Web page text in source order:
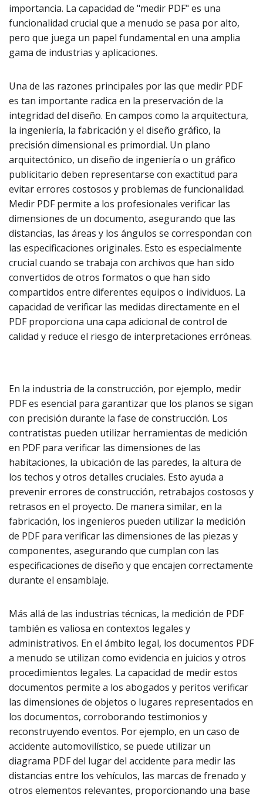
importancia. La capacidad de "medir PDF" es una
funcionalidad crucial que a menudo se pasa por alto,
pero que juega un papel fundamental en una amplia
gama de industrias y aplicaciones.
Una de las razones principales por las que medir PDF
es tan importante radica en la preservación de la
integridad del diseño. En campos como la arquitectura,
la ingeniería, la fabricación y el diseño gráfico, la
precisión dimensional es primordial. Un plano
arquitectónico, un diseño de ingeniería o un gráfico
publicitario deben representarse con exactitud para
evitar errores costosos y problemas de funcionalidad.
Medir PDF permite a los profesionales verificar las
dimensiones de un documento, asegurando que las
distancias, las áreas y los ángulos se correspondan con
las especificaciones originales. Esto es especialmente
crucial cuando se trabaja con archivos que han sido
convertidos de otros formatos o que han sido
compartidos entre diferentes equipos o individuos. La
capacidad de verificar las medidas directamente en el
PDF proporciona una capa adicional de control de
calidad y reduce el riesgo de interpretaciones erróneas.
En la industria de la construcción, por ejemplo, medir
PDF es esencial para garantizar que los planos se sigan
con precisión durante la fase de construcción. Los
contratistas pueden utilizar herramientas de medición
en PDF para verificar las dimensiones de las
habitaciones, la ubicación de las paredes, la altura de
los techos y otros detalles cruciales. Esto ayuda a
prevenir errores de construcción, retrabajos costosos y
retrasos en el proyecto. De manera similar, en la
fabricación, los ingenieros pueden utilizar la medición
de PDF para verificar las dimensiones de las piezas y
componentes, asegurando que cumplan con las
especificaciones de diseño y que encajen correctamente
durante el ensamblaje.
Más allá de las industrias técnicas, la medición de PDF
también es valiosa en contextos legales y
administrativos. En el ámbito legal, los documentos PDF
a menudo se utilizan como evidencia en juicios y otros
procedimientos legales. La capacidad de medir estos
documentos permite a los abogados y peritos verificar
las dimensiones de objetos o lugares representados en
los documentos, corroborando testimonios y
reconstruyendo eventos. Por ejemplo, en un caso de
accidente automovilístico, se puede utilizar un
diagrama PDF del lugar del accidente para medir las
distancias entre los vehículos, las marcas de frenado y
otros elementos relevantes, proporcionando una base